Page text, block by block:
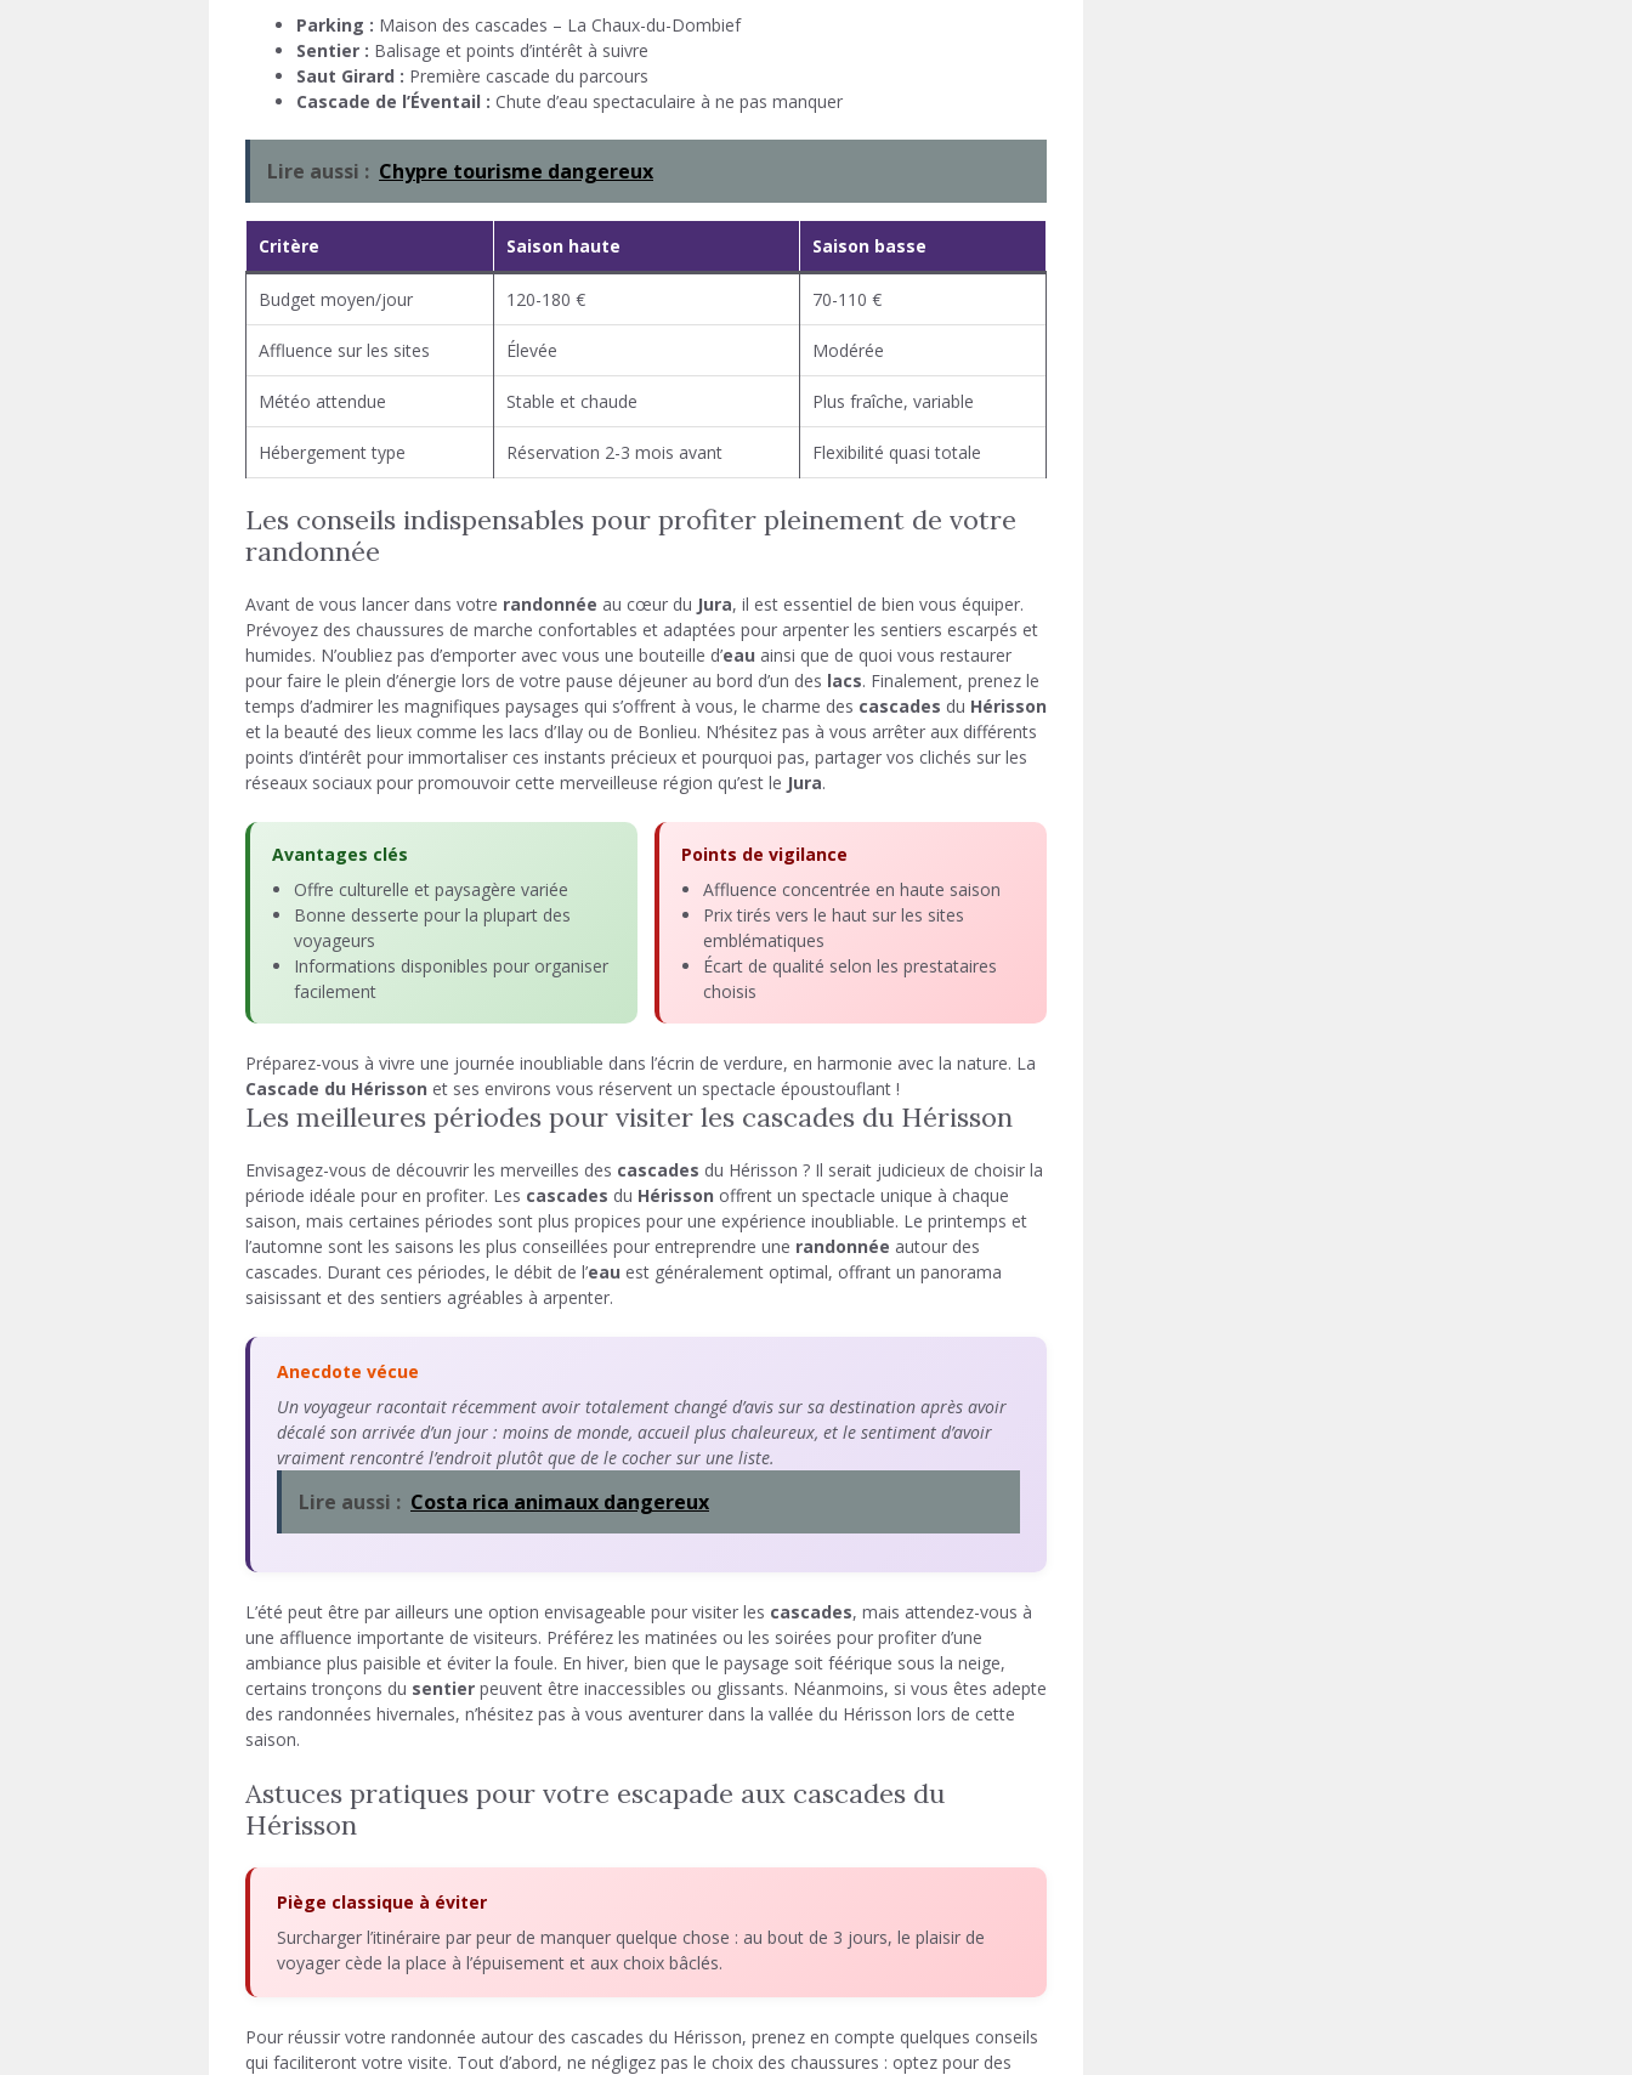
Parking : Maison des cascades – La Chaux-du-Dombief
Sentier : Balisage et points d’intérêt à suivre
Saut Girard : Première cascade du parcours
Cascade de l’Éventail : Chute d’eau spectaculaire à ne pas manquer
Lire aussi : Chypre tourisme dangereux
Critère Saison haute Saison basse
Budget moyen/jour 120-180 € 70-110 €
Affluence sur les sites Élevée Modérée
Météo attendue Stable et chaude Plus fraîche, variable
Hébergement type Réservation 2-3 mois avant Flexibilité quasi totale
Les conseils indispensables pour profiter pleinement de votre
randonnée
Avant de vous lancer dans votre randonnée au cœur du Jura, il est essentiel de bien vous équiper.
Prévoyez des chaussures de marche confortables et adaptées pour arpenter les sentiers escarpés et
humides. N’oubliez pas d’emporter avec vous une bouteille d’eau ainsi que de quoi vous restaurer
pour faire le plein d’énergie lors de votre pause déjeuner au bord d’un des lacs. Finalement, prenez le
temps d’admirer les magnifiques paysages qui s’offrent à vous, le charme des cascades du Hérisson
et la beauté des lieux comme les lacs d’Ilay ou de Bonlieu. N’hésitez pas à vous arrêter aux différents
points d’intérêt pour immortaliser ces instants précieux et pourquoi pas, partager vos clichés sur les
réseaux sociaux pour promouvoir cette merveilleuse région qu’est le Jura.
Avantages clés
Offre culturelle et paysagère variée
Bonne desserte pour la plupart des
voyageurs
Informations disponibles pour organiser
facilement
Points de vigilance
Affluence concentrée en haute saison
Prix tirés vers le haut sur les sites
emblématiques
Écart de qualité selon les prestataires
choisis
Préparez-vous à vivre une journée inoubliable dans l’écrin de verdure, en harmonie avec la nature. La
Cascade du Hérisson et ses environs vous réservent un spectacle époustouflant !
Les meilleures périodes pour visiter les cascades du Hérisson
Envisagez-vous de découvrir les merveilles des cascades du Hérisson ? Il serait judicieux de choisir la
période idéale pour en profiter. Les cascades du Hérisson offrent un spectacle unique à chaque
saison, mais certaines périodes sont plus propices pour une expérience inoubliable. Le printemps et
l’automne sont les saisons les plus conseillées pour entreprendre une randonnée autour des
cascades. Durant ces périodes, le débit de l’eau est généralement optimal, offrant un panorama
saisissant et des sentiers agréables à arpenter.
Anecdote vécue
Un voyageur racontait récemment avoir totalement changé d’avis sur sa destination après avoir
décalé son arrivée d’un jour : moins de monde, accueil plus chaleureux, et le sentiment d’avoir
vraiment rencontré l’endroit plutôt que de le cocher sur une liste.
Lire aussi : Costa rica animaux dangereux
L’été peut être par ailleurs une option envisageable pour visiter les cascades, mais attendez-vous à
une affluence importante de visiteurs. Préférez les matinées ou les soirées pour profiter d’une
ambiance plus paisible et éviter la foule. En hiver, bien que le paysage soit féérique sous la neige,
certains tronçons du sentier peuvent être inaccessibles ou glissants. Néanmoins, si vous êtes adepte
des randonnées hivernales, n’hésitez pas à vous aventurer dans la vallée du Hérisson lors de cette
saison.
Astuces pratiques pour votre escapade aux cascades du
Hérisson
Piège classique à éviter
Surcharger l’itinéraire par peur de manquer quelque chose : au bout de 3 jours, le plaisir de
voyager cède la place à l’épuisement et aux choix bâclés.
Pour réussir votre randonnée autour des cascades du Hérisson, prenez en compte quelques conseils
qui faciliteront votre visite. Tout d’abord, ne négligez pas le choix des chaussures : optez pour des